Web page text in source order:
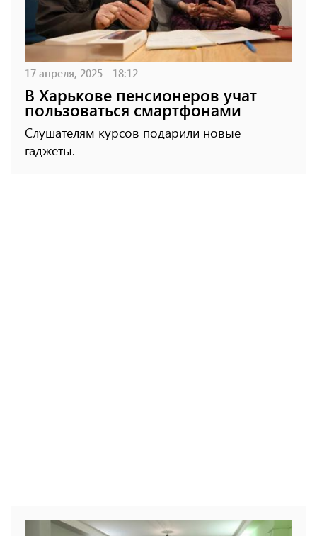
17 апреля, 2025 - 18:12
В Харькове пенсионеров учат
пользоваться смартфонами
Слушателям курсов подарили новые
гаджеты.